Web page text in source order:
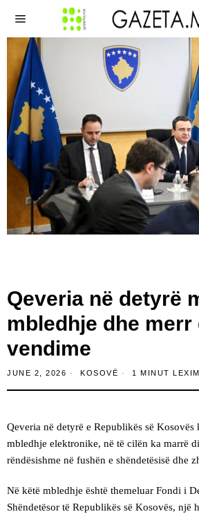
Qeveria në detyrë
mbledhje dhe merr
vendime
JUNE 2, 2026 KOSOVË 1 MINUT LEXIM
Qeveria në detyrë e Republikës së Kosovës
mbledhje elektronike, në të cilën ka marrë
rëndësishme në fushën e shëndetësisë dhe
Në këtë mbledhje është themeluar Fondi i
Shëndetësor të Republikës së Kosovës, një